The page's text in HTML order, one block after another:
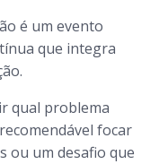
é um evento
que integra
qual problema
focar
ou um desafio que